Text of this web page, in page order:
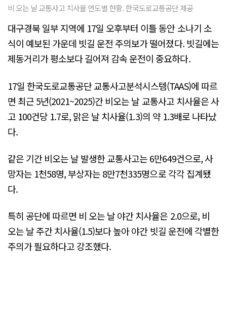
비 오는 날 교통사고 치사율 연도별 현황. 한국도로교통공단 제공
대구경북 일부 지역에 17일 오후부터 이틀 동안 소나기 소
식이 예보된 가운데 빗길 운전 주의보가 떨어졌다. 빗길에는
제동거리가 평소보다 길어져 감속 운전이 중요하다.
17일 한국도로교통공단 교통사고분석시스템(TAAS)에 따르
면 최근 5년(2021~2025)간 비오는 날 교통사고 치사율은 사
고 100건당 1.7로, 맑은 날 치사율(1.3)의 약 1.3배로 나타났
다.
같은 기간 비오는 날 발생한 교통사고는 6만649건으로, 사
망자는 1천58명, 부상자는 8만7천335명으로 각각 집계됐
다.
특히 공단에 따르면 비 오는 날 야간 치사율은 2.0으로, 비
오는 날 주간 치사율(1.5)보다 높아 야간 빗길 운전에 각별한
주의가 필요하다고 강조했다.